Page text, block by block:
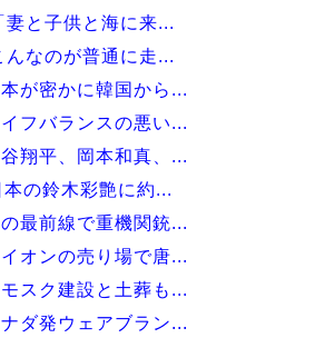
妻と子供と海に来...
んなのが普通に走...
が密かに韓国から...
フバランスの悪い...
翔平、岡本和真、...
の鈴木彩艶に約...
最前線で重機関銃...
オンの売り場で唐...
スク建設と土葬も...
ダ発ウェアブラン...